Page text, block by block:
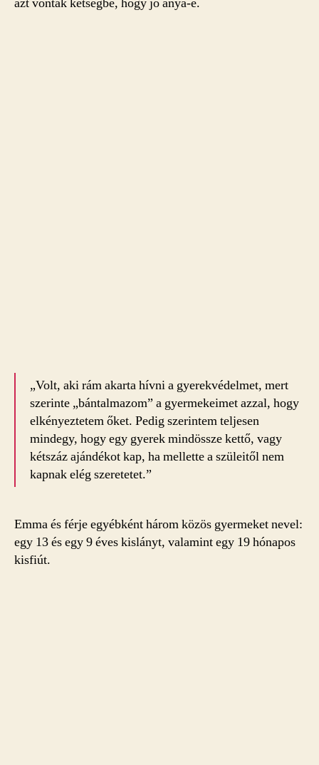
„Volt, aki rám akarta hívni a gyerekvédelmet, mert
szerinte „bántalmazom” a gyermekeimet azzal, hogy
elkényeztetem őket. Pedig szerintem teljesen
mindegy, hogy egy gyerek mindössze kettő, vagy
kétszáz ajándékot kap, ha mellette a szüleitől nem
kapnak elég szeretetet.”
Emma és férje egyébként három közös gyermeket nevel:
egy 13 és egy 9 éves kislányt, valamint egy 19 hónapos
kisfiút.